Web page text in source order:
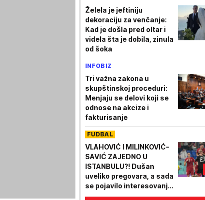
Želela je jeftiniju
dekoraciju za venčanje:
Kad je došla pred oltar i
videla šta je dobila, zinula
od šoka
INFOBIZ
Tri važna zakona u
skupštinskoj proceduri:
Menjaju se delovi koji se
odnose na akcize i
fakturisanje
FUDBAL
VLAHOVIĆ I MILINKOVIĆ-
SAVIĆ ZAJEDNO U
ISTANBULU?! Dušan
uveliko pregovara, a sada
se pojavilo interesovanje
za još jednog "orlа"